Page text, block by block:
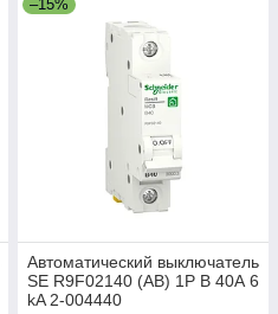
–15%
Автоматический выключатель
SE R9F02140 (АВ) 1P B 40А 6
kA 2-004440